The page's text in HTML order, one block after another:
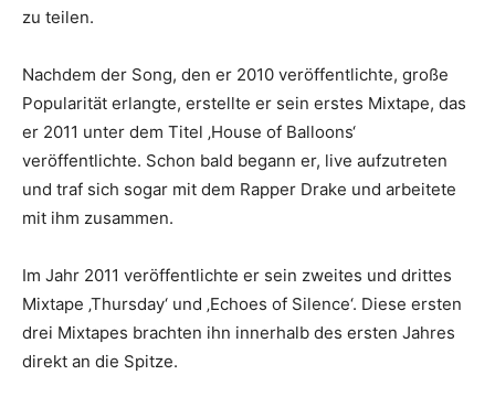
zu teilen.
Nachdem der Song, den er 2010 veröffentlichte, große
Popularität erlangte, erstellte er sein erstes Mixtape, das
er 2011 unter dem Titel ‚House of Balloons‘
veröffentlichte. Schon bald begann er, live aufzutreten
und traf sich sogar mit dem Rapper Drake und arbeitete
mit ihm zusammen.
Im Jahr 2011 veröffentlichte er sein zweites und drittes
Mixtape ‚Thursday‘ und ‚Echoes of Silence‘. Diese ersten
drei Mixtapes brachten ihn innerhalb des ersten Jahres
direkt an die Spitze.